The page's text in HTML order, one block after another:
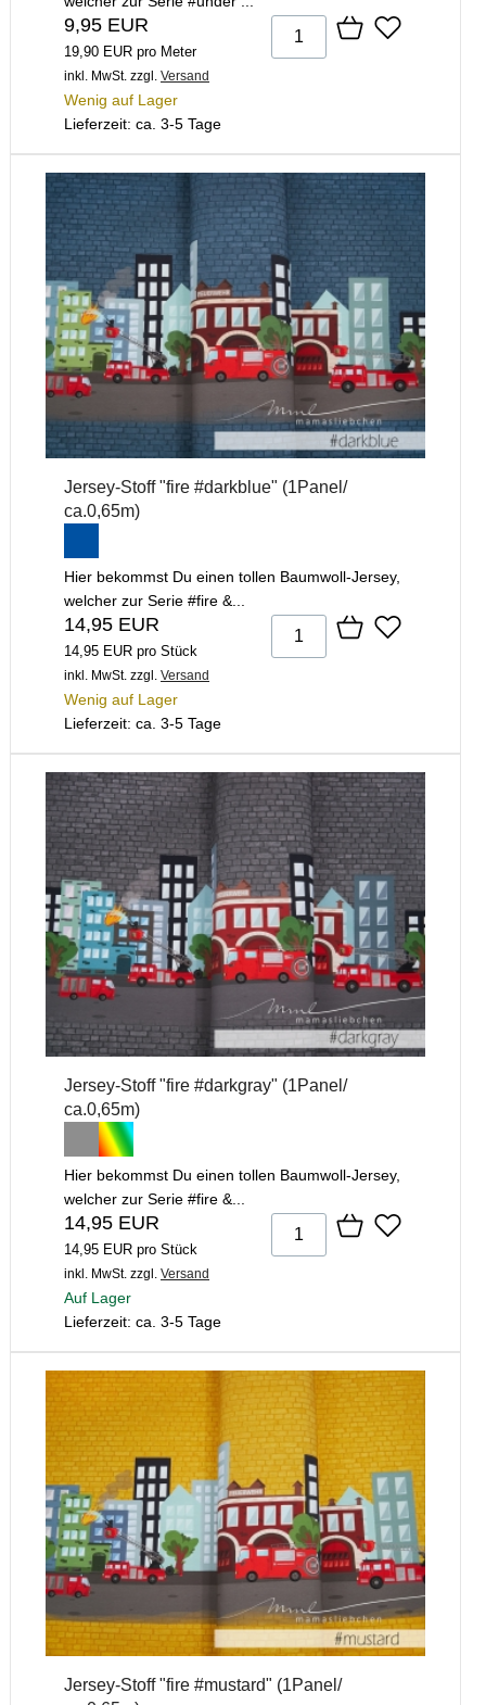
9,95 EUR
19,90 EUR pro Meter
inkl. MwSt. zzgl. Versand
Wenig auf Lager
Lieferzeit: ca. 3-5 Tage
Jersey-Stoff "fire #darkblue" (1Panel/
ca.0,65m)
Hier bekommst Du einen tollen Baumwoll-Jersey,
welcher zur Serie #fire &...
14,95 EUR
14,95 EUR pro Stück
inkl. MwSt. zzgl. Versand
Wenig auf Lager
Lieferzeit: ca. 3-5 Tage
Jersey-Stoff "fire #darkgray" (1Panel/
ca.0,65m)
Hier bekommst Du einen tollen Baumwoll-Jersey,
welcher zur Serie #fire &...
14,95 EUR
14,95 EUR pro Stück
inkl. MwSt. zzgl. Versand
Auf Lager
Lieferzeit: ca. 3-5 Tage
Jersey-Stoff "fire #mustard" (1Panel/